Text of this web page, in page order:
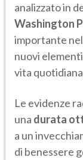
analizzato in
Washington
importante
nuovi
vita
Le evidenze
una durata
a un
di benessere